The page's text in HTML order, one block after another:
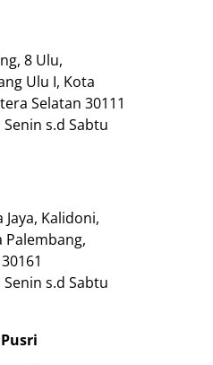
8 Ulu,
Ulu I, Kota
Selatan 30111
Senin s.d Sabtu
Jaya, Kalidoni,
Palembang,
Senin s.d Sabtu